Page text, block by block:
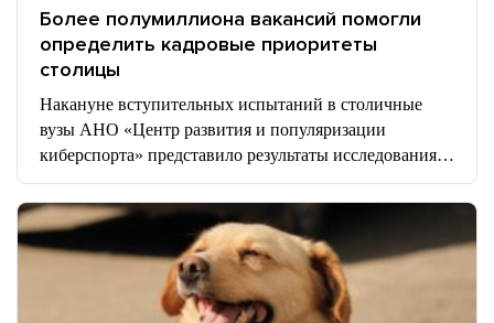
Более полумиллиона вакансий помогли
определить кадровые приоритеты
столицы
Накануне вступительных испытаний в столичные
вузы АНО «Центр развития и популяризации
киберспорта» представило результаты исследования…